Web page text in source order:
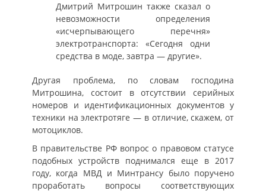
Дмитрий Митрошин также сказал о
невозможности определения
«исчерпывающего перечня»
электротранспорта: «Сегодня одни
средства в моде, завтра — другие».
Другая проблема, по словам господина
Митрошина, состоит в отсутствии серийных
номеров и идентификационных документов у
техники на электротяге — в отличие, скажем, от
мотоциклов.
В правительстве РФ вопрос о правовом статусе
подобных устройств поднимался еще в 2017
году, когда МВД и Минтрансу было поручено
проработать вопросы соответствующих